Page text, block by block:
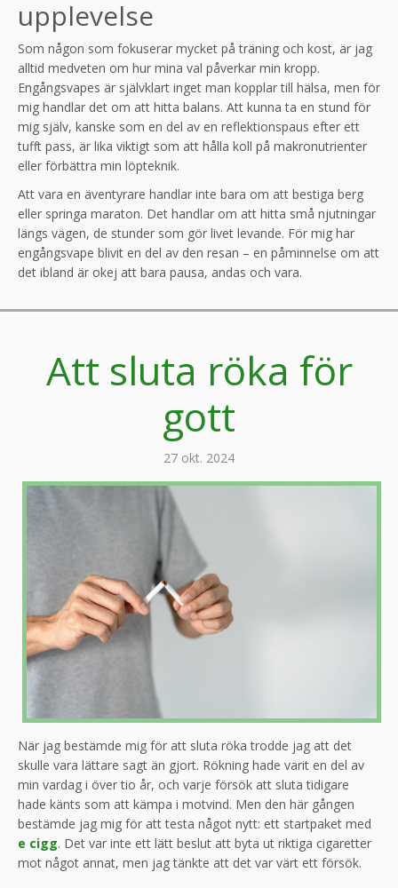
upplevelse
Som någon som fokuserar mycket på träning och kost, är jag
alltid medveten om hur mina val påverkar min kropp.
Engångsvapes är självklart inget man kopplar till hälsa, men för
mig handlar det om att hitta balans. Att kunna ta en stund för
mig själv, kanske som en del av en reflektionspaus efter ett
tufft pass, är lika viktigt som att hålla koll på makronutrienter
eller förbättra min löpteknik.
Att vara en äventyrare handlar inte bara om att bestiga berg
eller springa maraton. Det handlar om att hitta små njutningar
längs vägen, de stunder som gör livet levande. För mig har
engångsvape blivit en del av den resan – en påminnelse om att
det ibland är okej att bara pausa, andas och vara.
Att sluta röka för
gott
27 okt. 2024
När jag bestämde mig för att sluta röka trodde jag att det
skulle vara lättare sagt än gjort. Rökning hade varit en del av
min vardag i över tio år, och varje försök att sluta tidigare
hade känts som att kämpa i motvind. Men den här gången
bestämde jag mig för att testa något nytt: ett startpaket med
e cigg. Det var inte ett lätt beslut att byta ut riktiga cigaretter
mot något annat, men jag tänkte att det var värt ett försök.